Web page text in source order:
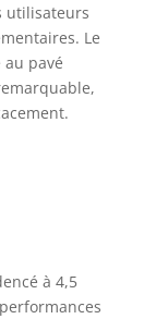
utilisateurs
Le
pavé
à 4,5